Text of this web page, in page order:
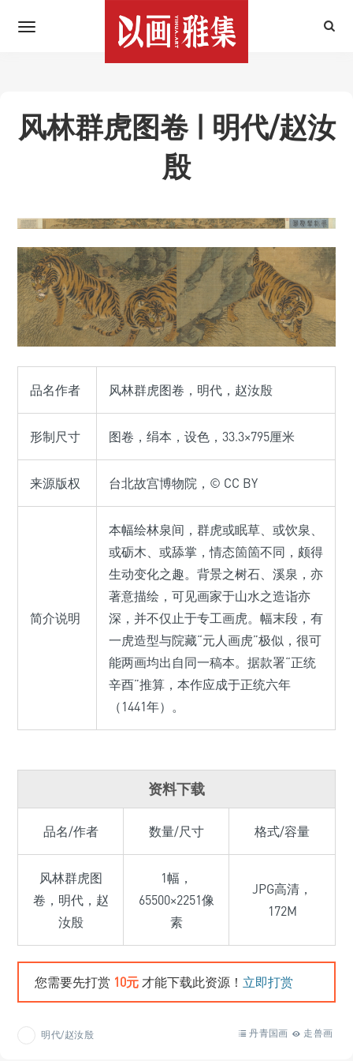
风林群虎图卷 | 明代/赵汝
殷
品名作者 风林群虎图卷，明代，赵汝殷
形制尺寸 图卷，绢本，设色，33.3×795厘米
来源版权 台北故宫博物院，© CC BY
简介说明
本幅绘林泉间，群虎或眠草、或饮泉、
或砺木、或舔掌，情态箇箇不同，颇得
生动变化之趣。背景之树石、溪泉，亦
著意描绘，可见画家于山水之造诣亦
深，并不仅止于专工画虎。幅末段，有
一虎造型与院藏“元人画虎”极似，很可
能两画均出自同一稿本。据款署“正统
辛酉”推算，本作应成于正统六年
（1441年）。
资料下载
品名/作者 数量/尺寸 格式/容量
风林群虎图
卷，明代，赵
汝殷
1幅，
65500×2251像
素
JPG高清，
172M
您需要先打赏 10元 才能下载此资源！ 立即打赏
明代/赵汝殷 走兽画
丹青国画